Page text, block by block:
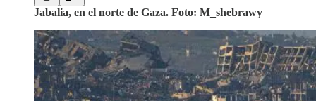
Jabalia, en el norte de Gaza. Foto: M_shebrawy